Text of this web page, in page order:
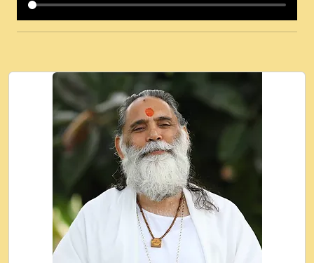
कई पकड क मर हथ र मह वदवन पहच दय! मह जन
Ki - Krishna Bhajan - New Bhajan 2020
#Ishwar Bhakti.mp3
जब से गीता ज्ञान पाया मैं बड़ी मस्ती में हूँ । 2018 -
Rishikesh - Ratan Ji Rasik.mp3
तन हल दल द सनव मड उतत सर रख क, नल रव त
गल लग जव त सर उतत हथ रख द!.mp3
तू कर प्रीतम से प्रीत, यूहीं दिन बीतते जाते हैं ।
2018 - Rishikesh - Swami Gyananand Ji
Maharaj.mp3